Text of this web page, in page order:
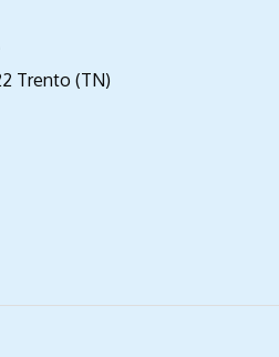
Trento (TN)